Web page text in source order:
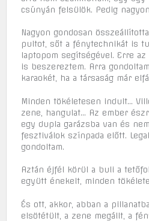
csúnyán felsülök. Pedig
Nagyon gondosan
pultot, sőt a fénytechnikát is
laptopom segítségével. Erre
is beszereztem. Arra
karaokét, ha a társaság már
Minden tökéletesen indult…
zene, hangulat… Az ember
egy dupla garázsba van és
fesztiválok színpada előtt.
gondoltam.
Aztán éjfél körül a buli a
együtt énekelt, minden
És ott, akkor, abban a
elsötétült, a zene megállt, a